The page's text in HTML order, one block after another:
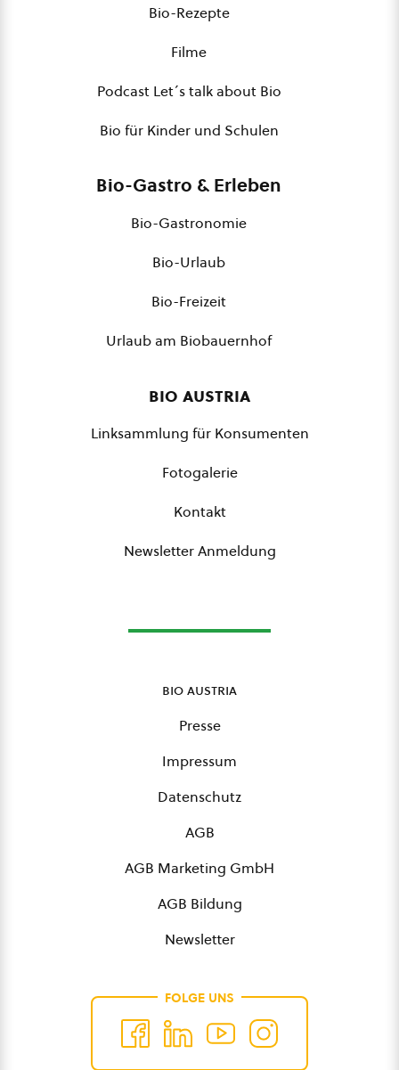
Bio-Rezepte
Filme
Podcast Let´s talk about Bio
Bio für Kinder und Schulen
Bio-Gastro & Erleben
Bio-Gastronomie
Bio-Urlaub
Bio-Freizeit
Urlaub am Biobauernhof
bio austria
Linksammlung für Konsumenten
Fotogalerie
Kontakt
Newsletter Anmeldung
bio austria
Presse
Impressum
Datenschutz
AGB
AGB Marketing GmbH
AGB Bildung
Newsletter
FOLGE UNS